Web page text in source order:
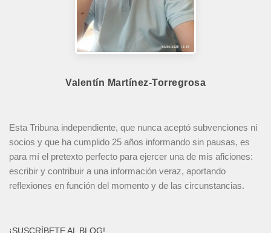
Valentín Martínez-Torregrosa
Esta Tribuna independiente, que nunca aceptó subvenciones ni
socios y que ha cumplido 25 años informando sin pausas, es
para mí el pretexto perfecto para ejercer una de mis aficiones:
escribir y contribuir a una información veraz, aportando
reflexiones en función del momento y de las circunstancias.
¡SUSCRÍBETE AL BLOG!